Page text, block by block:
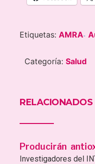
Etiquetas: AMRA-
Categoría: Salud
RELACIONADOS
Producirán
Investigadores del